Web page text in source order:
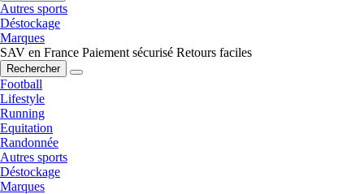
Autres sports
Déstockage
Marques
SAV en France Paiement sécurisé Retours faciles
Rechercher
Football
Lifestyle
Running
Equitation
Randonnée
Autres sports
Déstockage
Marques